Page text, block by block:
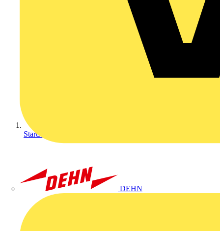
DEHN
Startseite